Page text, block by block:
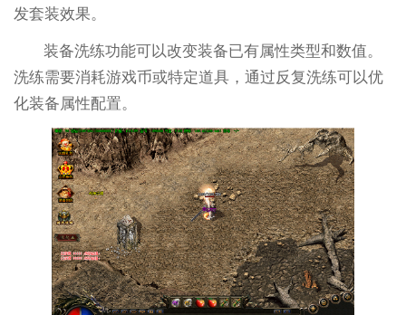
发套装效果。
装备洗练功能可以改变装备已有属性类型和数值。
洗练需要消耗游戏币或特定道具，通过反复洗练可以优
化装备属性配置。